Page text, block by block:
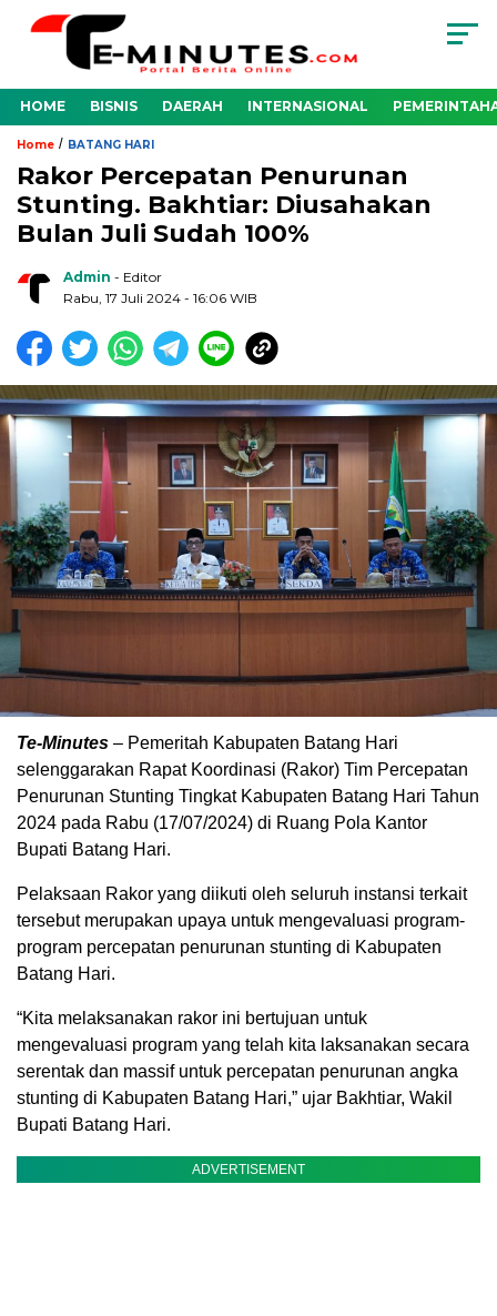
HOME BISNIS DAERAH INTERNASIONAL
Home / BATANG HARI
Rakor Percepatan Penurunan
Stunting. Bakhtiar: Diusahakan
Bulan Juli Sudah 100%
Admin - Editor
Rabu, 17 Juli 2024 - 16:06 WIB
Te-Minutes – Pemeritah Kabupaten Batang Hari
selenggarakan Rapat Koordinasi (Rakor) Tim Percepatan
Penurunan Stunting Tingkat Kabupaten Batang Hari Tahun
2024 pada Rabu (17/07/2024) di Ruang Pola Kantor
Bupati Batang Hari.
Pelaksaan Rakor yang diikuti oleh seluruh instansi terkait
tersebut merupakan upaya untuk mengevaluasi program-
program percepatan penurunan stunting di Kabupaten
Batang Hari.
“Kita melaksanakan rakor ini bertujuan untuk
mengevaluasi program yang telah kita laksanakan secara
serentak dan massif untuk percepatan penurunan angka
stunting di Kabupaten Batang Hari,” ujar Bakhtiar, Wakil
Bupati Batang Hari.
ADVERTISEMENT